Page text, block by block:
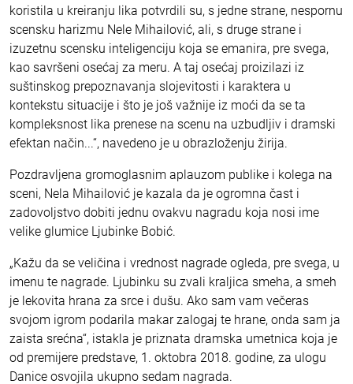
koristila u kreiranju lika potvrdili su, s jedne strane, nespornu
scensku harizmu Nele Mihailović, ali, s druge strane i
izuzetnu scensku inteligenciju koja se emanira, pre svega,
kao savršeni osećaj za meru. A taj osećaj proizilazi iz
suštinskog prepoznavanja slojevitosti i karaktera u
kontekstu situacije i što je još važnije iz moći da se ta
kompleksnost lika prenese na scenu na uzbudljiv i dramski
efektan način...“, navedeno je u obrazloženju žirija.
Pozdravljena gromoglasnim aplauzom publike i kolega na
sceni, Nela Mihailović je kazala da je ogromna čast i
zadovoljstvo dobiti jednu ovakvu nagradu koja nosi ime
velike glumice Ljubinke Bobić.
„Kažu da se veličina i vrednost nagrade ogleda, pre svega, u
imenu te nagrade. Ljubinku su zvali kraljica smeha, a smeh
je lekovita hrana za srce i dušu. Ako sam vam večeras
svojom igrom podarila makar zalogaj te hrane, onda sam ja
zaista srećna“, istakla je priznata dramska umetnica koja je
od premijere predstave, 1. oktobra 2018. godine, za ulogu
Danice osvojila ukupno sedam nagrada.